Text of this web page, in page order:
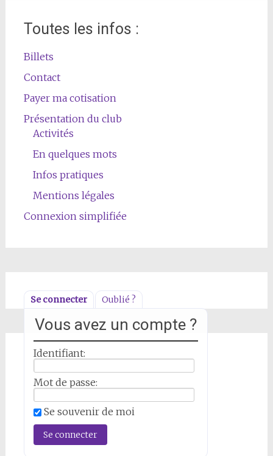
Toutes les infos :
Billets
Contact
Payer ma cotisation
Présentation du club
Activités
En quelques mots
Infos pratiques
Mentions légales
Connexion simplifiée
Se connecter Oublié ?
Vous avez un compte ?
Identifiant:
Mot de passe:
Se souvenir de moi